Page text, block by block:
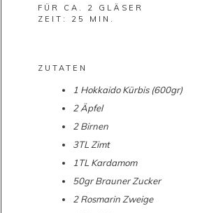
FÜR CA. 2 GLÄSER
ZEIT: 25 MIN.
ZUTATEN
1 Hokkaido Kürbis (600gr)
2 Äpfel
2 Birnen
3TL Zimt
1TL Kardamom
50gr Brauner Zucker
2 Rosmarin Zweige